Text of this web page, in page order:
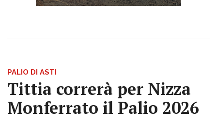
PALIO DI ASTI
Tittia correrà per Nizza
Monferrato il Palio 2026